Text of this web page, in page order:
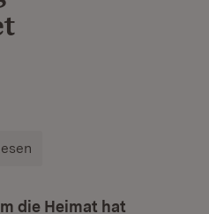
die Heimat hat